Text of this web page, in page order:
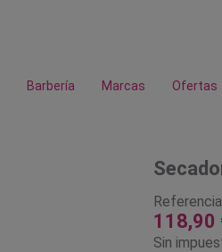
Barbería Marcas Ofertas
Referencia
118,90
Sin